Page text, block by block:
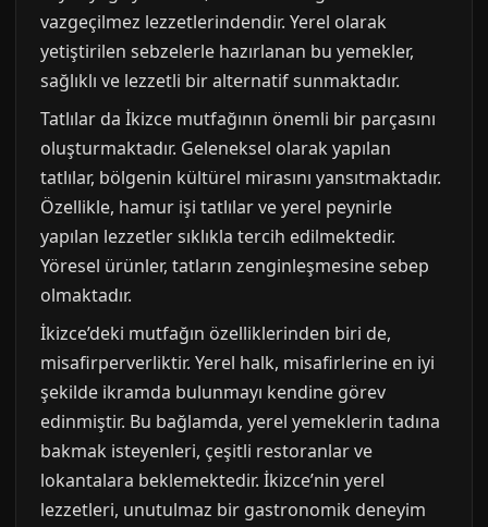
vazgeçilmez lezzetlerindendir. Yerel olarak
yetiştirilen sebzelerle hazırlanan bu yemekler,
sağlıklı ve lezzetli bir alternatif sunmaktadır.
Tatlılar da İkizce mutfağının önemli bir parçasını
oluşturmaktadır. Geleneksel olarak yapılan
tatlılar, bölgenin kültürel mirasını yansıtmaktadır.
Özellikle, hamur işi tatlılar ve yerel peynirle
yapılan lezzetler sıklıkla tercih edilmektedir.
Yöresel ürünler, tatların zenginleşmesine sebep
olmaktadır.
İkizce’deki mutfağın özelliklerinden biri de,
misafirperverliktir. Yerel halk, misafirlerine en iyi
şekilde ikramda bulunmayı kendine görev
edinmiştir. Bu bağlamda, yerel yemeklerin tadına
bakmak isteyenleri, çeşitli restoranlar ve
lokantalara beklemektedir. İkizce’nin yerel
lezzetleri, unutulmaz bir gastronomik deneyim